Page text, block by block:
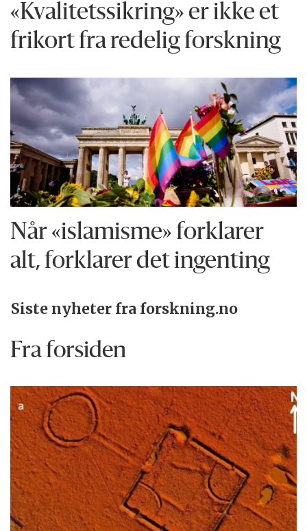
«Kvalitetssikring» er ikke et
frikort fra redelig forskning
Når «islamisme» forklarer
alt, forklarer det ingenting
Siste nyheter fra forskning.no
Fra forsiden